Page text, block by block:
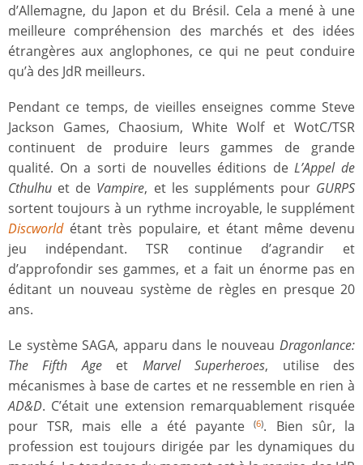
d’Allemagne, du Japon et du Brésil. Cela a mené à une
meilleure compréhension des marchés et des idées
étrangères aux anglophones, ce qui ne peut conduire
qu’à des JdR meilleurs.
Pendant ce temps, de vieilles enseignes comme Steve
Jackson Games, Chaosium, White Wolf et WotC/TSR
continuent de produire leurs gammes de grande
qualité. On a sorti de nouvelles éditions deL’Appel de
Cthulhu et de Vampire, et les suppléments pour GURPS
sortent toujours à un rythme incroyable, le supplément
Discworldétant très populaire, et étant même devenu
jeu indépendant. TSR continue d’agrandir et
d’approfondir ses gammes, et a fait un énorme pas en
éditant un nouveau système de règles en presque 20
ans.
Le système SAGA, apparu dans le nouveau Dragonlance:
The Fifth Ageet Marvel Superheroes, utilise des
mécanismes à base de cartes et ne ressemble en rien à
AD&D. C’était une extension remarquablement risquée
pour TSR, mais elle a été payante(6). Bien sûr, la
profession est toujours dirigée par les dynamiques du